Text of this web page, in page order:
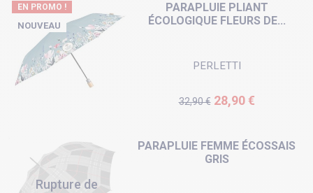
PARAPLUIE PLIANT
ÉCOLOGIQUE FLEURS DE...
PERLETTI
Prix de base
32,90 € Prix
28,90 €
EN PROMO !
NOUVEAU
Rupture de
PARAPLUIE FEMME ÉCOSSAIS
GRIS